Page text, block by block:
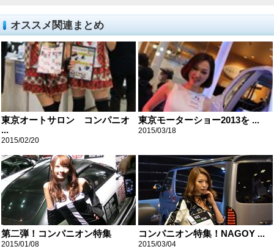
オススメ関連まとめ
東京オートサロン コンパニオ
...
2015/02/20
東京モーターショー2013を ...
2015/03/18
第二弾！コンパニオン特集
2015/01/08
コンパニオン特集！NAGOY ...
2015/03/04